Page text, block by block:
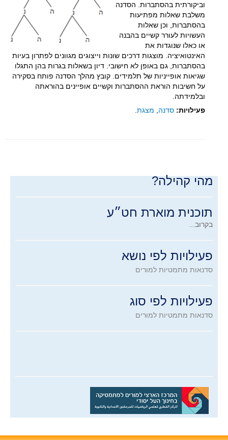
הצגה בכנס הארצי למורים למתמטיקה
כנס קהילות תשע"ו
כנס קהילות תשע"ה
צרו קשר
כניסה לחברי המועדון
מדרגות ל-5
קישור לאתר "מדרגות ל-5"
וביקורתית בהסתברות. הסדנה
משלבת שאלות מפתיעות
בהסתברות, וכן שאלות
העשויות לעורר קשיים בהבנה
או כאלו שנוגדות את
האינטואיציה. מוצגות דרכים שונות וייצוגים מגוונים לפתרון בעיות
בהסתברות, גם באופן לא חישובי. דיון בשאלות בגרות בהן התגלו
שגיאות אופייניות של תלמידים. קובץ מהלך הסדנה פותח בסקירה
על חשיבות הוראת ההסתברות וקשיים אופיינים בהוראתה
ובלמידתה.
פעילויות: סדנה, מצגת.
מהי קהילה?
תוכנית מוארת חט״ע
בקרוב...
פעילויות לפי נושא
סדנאות מתמטיות למורים
פעילויות לפי סוג
סדנאות מתמטיות למורים